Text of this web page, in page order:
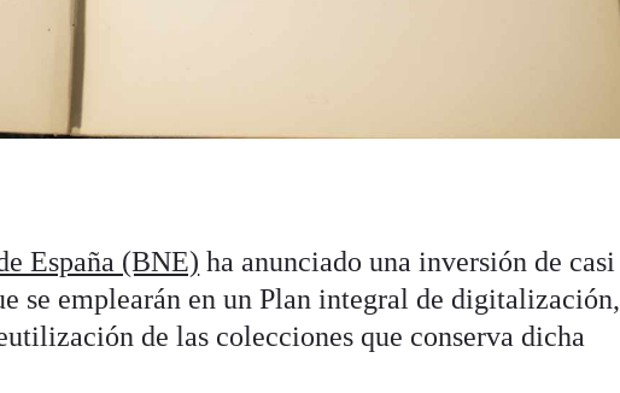
España (BNE) ha anunciado una inversión de casi
se emplearán en un Plan integral de digitalización,
de las colecciones que conserva dicha